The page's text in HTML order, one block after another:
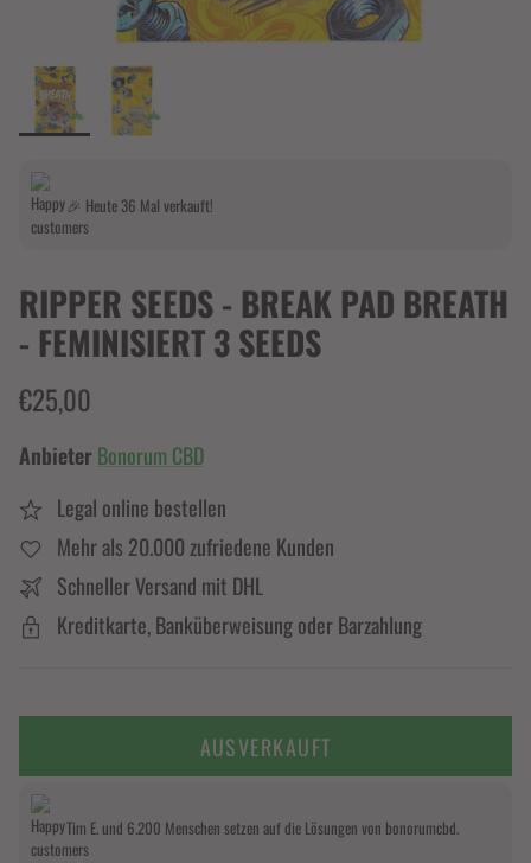
🎉 Heute 36 Mal verkauft!
RIPPER SEEDS - BREAK PAD BREATH
- FEMINISIERT 3 SEEDS
€25,00
Anbieter Bonorum CBD
Legal online bestellen
Mehr als 20.000 zufriedene Kunden
Schneller Versand mit DHL
Kreditkarte, Banküberweisung oder Barzahlung
AUSVERKAUFT
Tim E. und 6.200 Menschen setzen auf die Lösungen von bonorumcbd.